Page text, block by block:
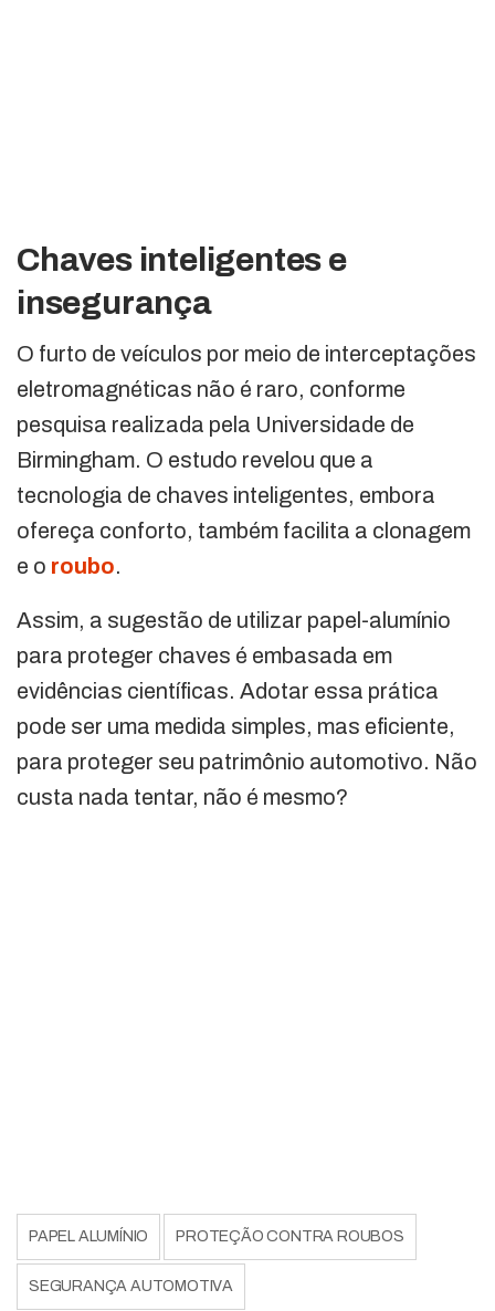
Chaves inteligentes e
insegurança
O furto de veículos por meio de interceptações
eletromagnéticas não é raro, conforme
pesquisa realizada pela Universidade de
Birmingham. O estudo revelou que a
tecnologia de chaves inteligentes, embora
ofereça conforto, também facilita a clonagem
e o roubo.
Assim, a sugestão de utilizar papel-alumínio
para proteger chaves é embasada em
evidências científicas. Adotar essa prática
pode ser uma medida simples, mas eficiente,
para proteger seu patrimônio automotivo. Não
custa nada tentar, não é mesmo?
PAPEL ALUMÍNIO PROTEÇÃO CONTRA ROUBOS
SEGURANÇA AUTOMOTIVA